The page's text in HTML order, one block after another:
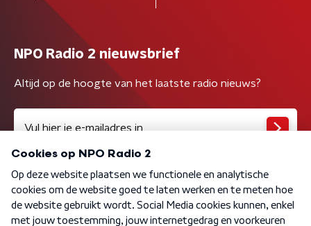
NPO Radio 2 nieuwsbrief
Altijd op de hoogte van het laatste radio nieuws?
Algemene voorwaarden